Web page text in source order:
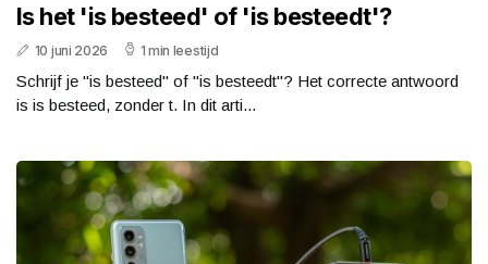
Is het 'is besteed' of 'is besteedt'?
10 juni 2026 1 min leestijd
Schrijf je "is besteed" of "is besteedt"? Het correcte antwoord
is is besteed, zonder t. In dit arti...